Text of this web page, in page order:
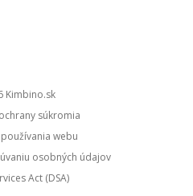
kimbino.sk
súkromia
webu
osobných údajov
Act (DSA)